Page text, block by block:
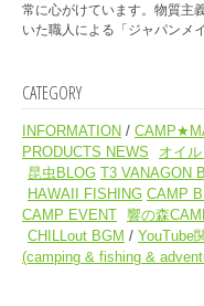
常に心がけています。物質主
いた職人による「ジャパンメ
CATEGORY
INFORMATION
PRODUCTS NEWS
オイ
昆虫BLOG T3 VANAGON
HAWAII FISHING CAMP
CAMP EVENT 響の森
CHILLout BGM
YouTube
(camping & fishing &